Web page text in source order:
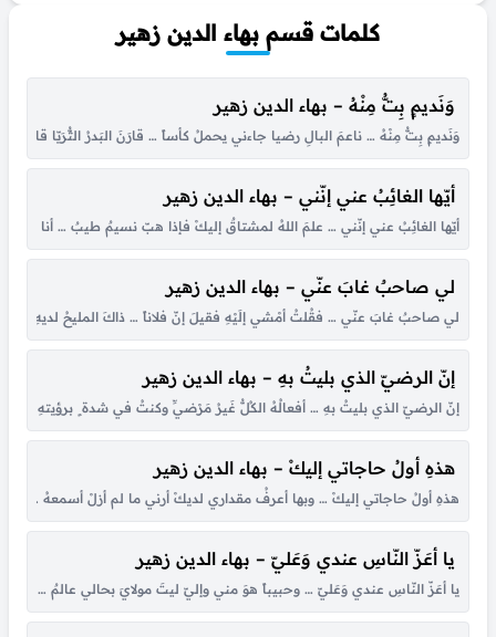
كلمات قسم بهاء الدين زهير
وَنَديمٍ بِتُّ مِنْهُ – بهاء الدين زهير
وَنَديمٍ بِتُّ مِنْهُ … ناعمَ البالِ رضيا جاءني يحملُ كأساً … قارَنَ البَدرُ الثُّرَيّا
أيّها الغائِبُ عني إنّني – بهاء الدين زهير
أيّها الغائِبُ عني إنّني … علمَ اللهُ لمشتاقٌ إليكْ فإذا هبّ نسيمٌ طيبٌ … أنا
لي صاحبٌ غابَ عنّي – بهاء الدين زهير
لي صاحبٌ غابَ عنّي … فقُلتُ أمْشي إلَيْهِ فقيلَ إنّ فلاناً … ذاكَ المليحُ لديهِ
إنّ الرضيّ الذي بليتُ بهِ – بهاء الدين زهير
إنّ الرضيّ الذي بليتُ بهِ … أفعالُهُ الكُلُّ غَيرُ مَرْضيِّ وكنتُ في شدة
هذهِ أولُ حاجاتي إليكْ – بهاء الدين زهير
هذهِ أولُ حاجاتي إليكْ … وبها أعرفُ مقداري لديكْ أرني ما لم أزلْ أسمعهُ …
يا أعَزّ النّاسِ عندي وَعَليّ – بهاء الدين زهير
يا أعَزّ النّاسِ عندي وَعَليّ … وحبيباً هوَ مني وإليّ ليتَ مولايَ بحالي عالمٌ …